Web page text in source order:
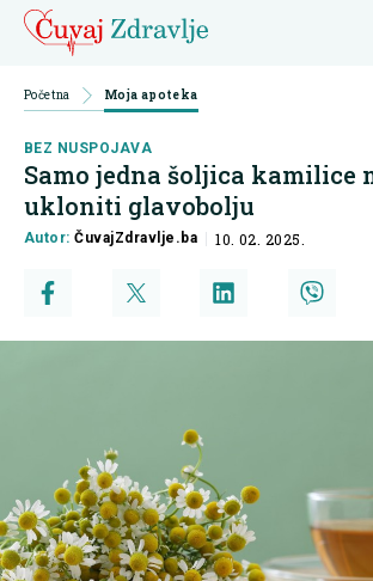
Početna Moja apoteka
BEZ NUSPOJAVA
Samo jedna šoljica kamilice
ukloniti glavobolju
Autor:ČuvajZdravlje.ba 10. 02. 2025.